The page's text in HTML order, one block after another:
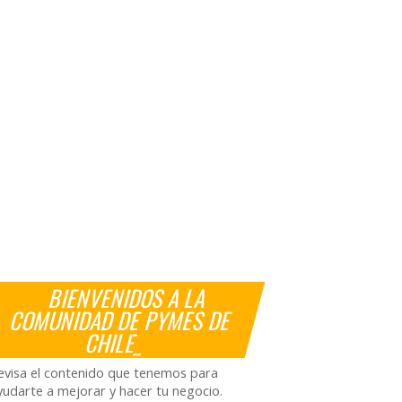
BIENVENIDOS A LA
COMUNIDAD DE PYMES DE
CHILE_
el contenido que tenemos para
a mejorar y hacer tu negocio.